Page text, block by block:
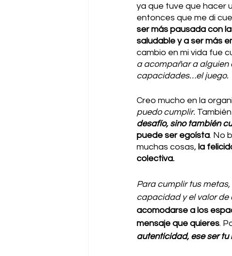
ya que tuve que hacer
entonces que me di
ser más pausada con
saludable y a ser más
cambio en mi vida fue
a acompañar a alguien
capacidades…el juego.
Creo mucho en la
puedo cumplir.
desafío, sino también
puede ser egoísta. No
muchas cosas, la
colectiva.
Para cumplir tus
capacidad y el valor de
acomodarse a los
mensaje que quieres.
autenticidad, ese ser tu